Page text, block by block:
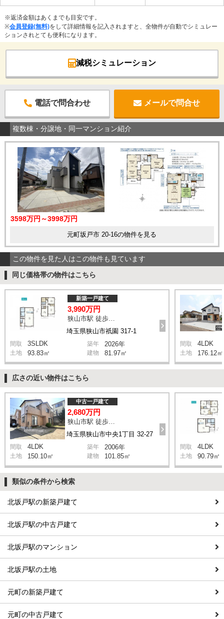
※返済金額はあくまでも目安です。
※会員登録(無料)をして詳細情報を記入されますと、全物件が自動でシミュレー
ションされとても便利になります。
減税シミュレーション
電話で問合わせ メールで問合せ
複数棟・分譲地・同一マンション紹介
3598万円～3998万円
元町坂戸市 20-16の物件を見る
この物件を見た人はこの物件も見ています
同じ価格帯の物件はこちら
埼玉県狭山市祇園 317-1
新築一戸建て
3,990万円
間取 3SLDK 築年 2026年
土地 93.83㎡ 建物 81.97㎡
間取 4LDK
土地 176.12㎡
広さの近い物件はこちら
埼玉県狭山市中央1丁目 32-27
中古一戸建て
2,680万円
狭山市駅 徒歩16分
間取 4LDK 築年 2006年
土地 150.10㎡ 建物 101.85㎡
間取 4LDK
土地 90.79㎡
類似の条件から検索
北坂戸駅の新築戸建て
北坂戸駅の中古戸建て
北坂戸駅のマンション
北坂戸駅の土地
元町の新築戸建て
元町の中古戸建て